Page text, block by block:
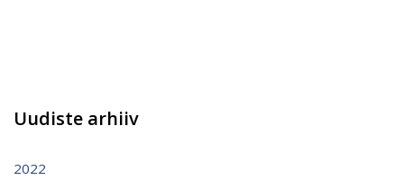
Uudiste arhiiv
2022